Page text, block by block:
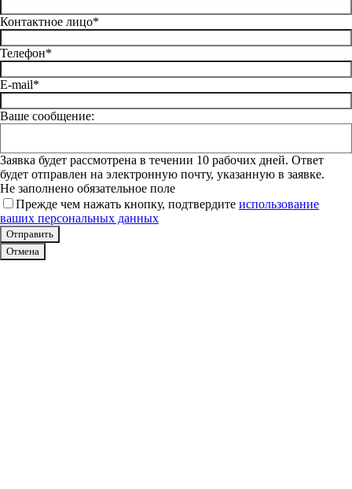
Контактное лицо*
Телефон*
E-mail*
Ваше сообщение:
Заявка будет рассмотрена в течении 10 рабочих дней. Ответ
будет отправлен на электронную почту, указанную в заявке.
Не заполнено обязательное поле
Прежде чем нажать кнопку, подтвердите использование
ваших персональных данных
Отмена